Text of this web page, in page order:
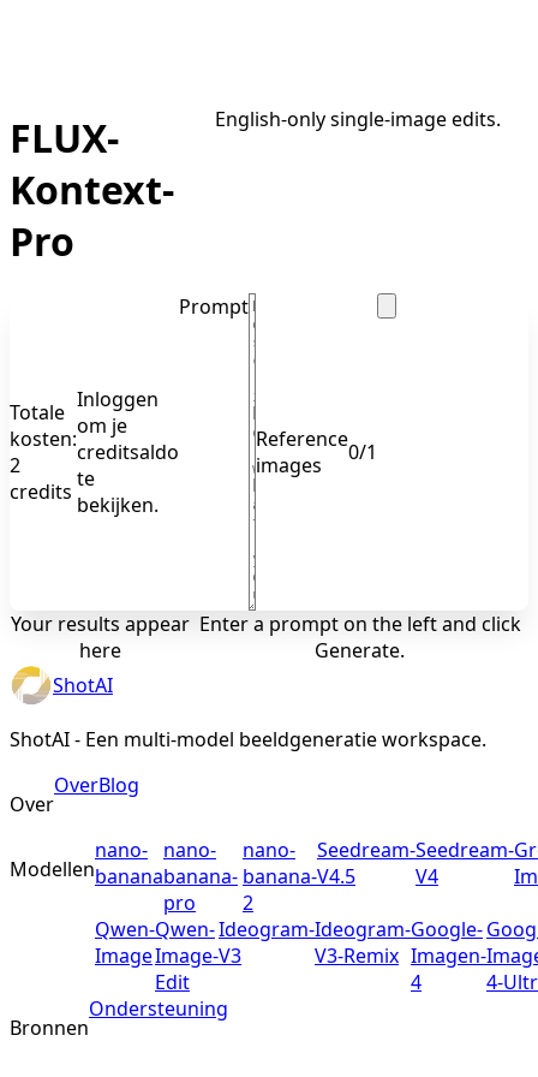
FLUX-
Kontext-
Pro
English-only single-image edits.
Totale
kosten:
2
credits
Inloggen
om je
creditsaldo
te
bekijken.
Prompt
Reference
images
0/1
Your results appear
here
Enter a prompt on the left and click
Generate.
ShotAI
ShotAI - Een multi-model beeldgeneratie workspace.
Over
OverBlog
Modellen
nano-
banana
nano-
banana-
pro
nano-
banana-
2
Seedream-
V4.5
Seedream-
V4
Qwen-
Image
Qwen-
Image-
Edit
Ideogram-
V3
Ideogram-
V3-Remix
Google-
Imagen-
4
4-
Bronnen
Ondersteuning